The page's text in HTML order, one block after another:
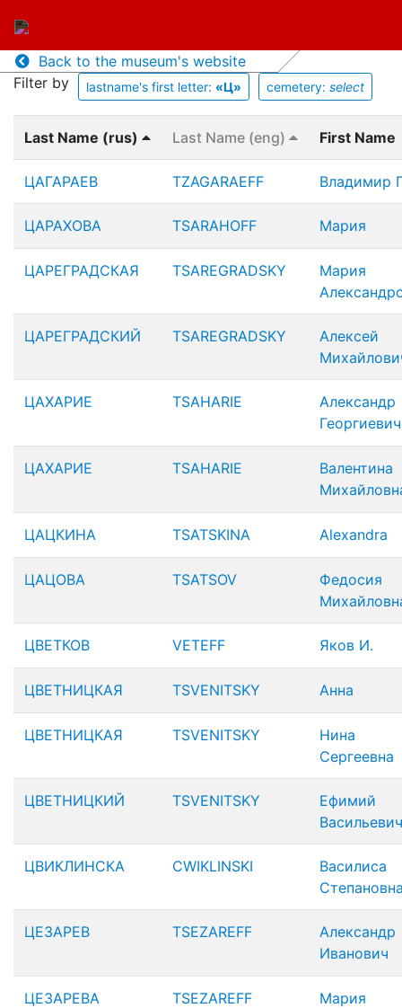
Back to the museum's website
Filter by
lastname's first letter: «Ц» cemetery: select
Last Name (rus) Last Name (eng) First Name
ЦАГАРАЕВ TZAGARAEFF Владимир
ЦАРАХОВА TSARAHOFF Мария
ЦАРЕГРАДСКАЯ TSAREGRADSKY
Мария
ЦАРЕГРАДСКИЙ TSAREGRADSKY
Алексей
ЦАХАРИЕ TSAHARIE
Александр
Георгиевич
ЦАХАРИЕ TSAHARIE
Валентина
ЦАЦКИНА TSATSKINA Alexandra
ЦАЦОВА TSATSOV
Федосия
ЦВЕТКОВ VETEFF Яков И.
ЦВЕТНИЦКАЯ TSVENITSKY Анна
ЦВЕТНИЦКАЯ TSVENITSKY
Нина
Сергеевна
ЦВЕТНИЦКИЙ TSVENITSKY
Ефимий
Васильевич
ЦВИКЛИНСКА CWIKLINSKI
Василиса
ЦЕЗАРЕВ TSEZAREFF
Александр
Иванович
ЦЕЗАРЕВА TSEZAREFF Мария